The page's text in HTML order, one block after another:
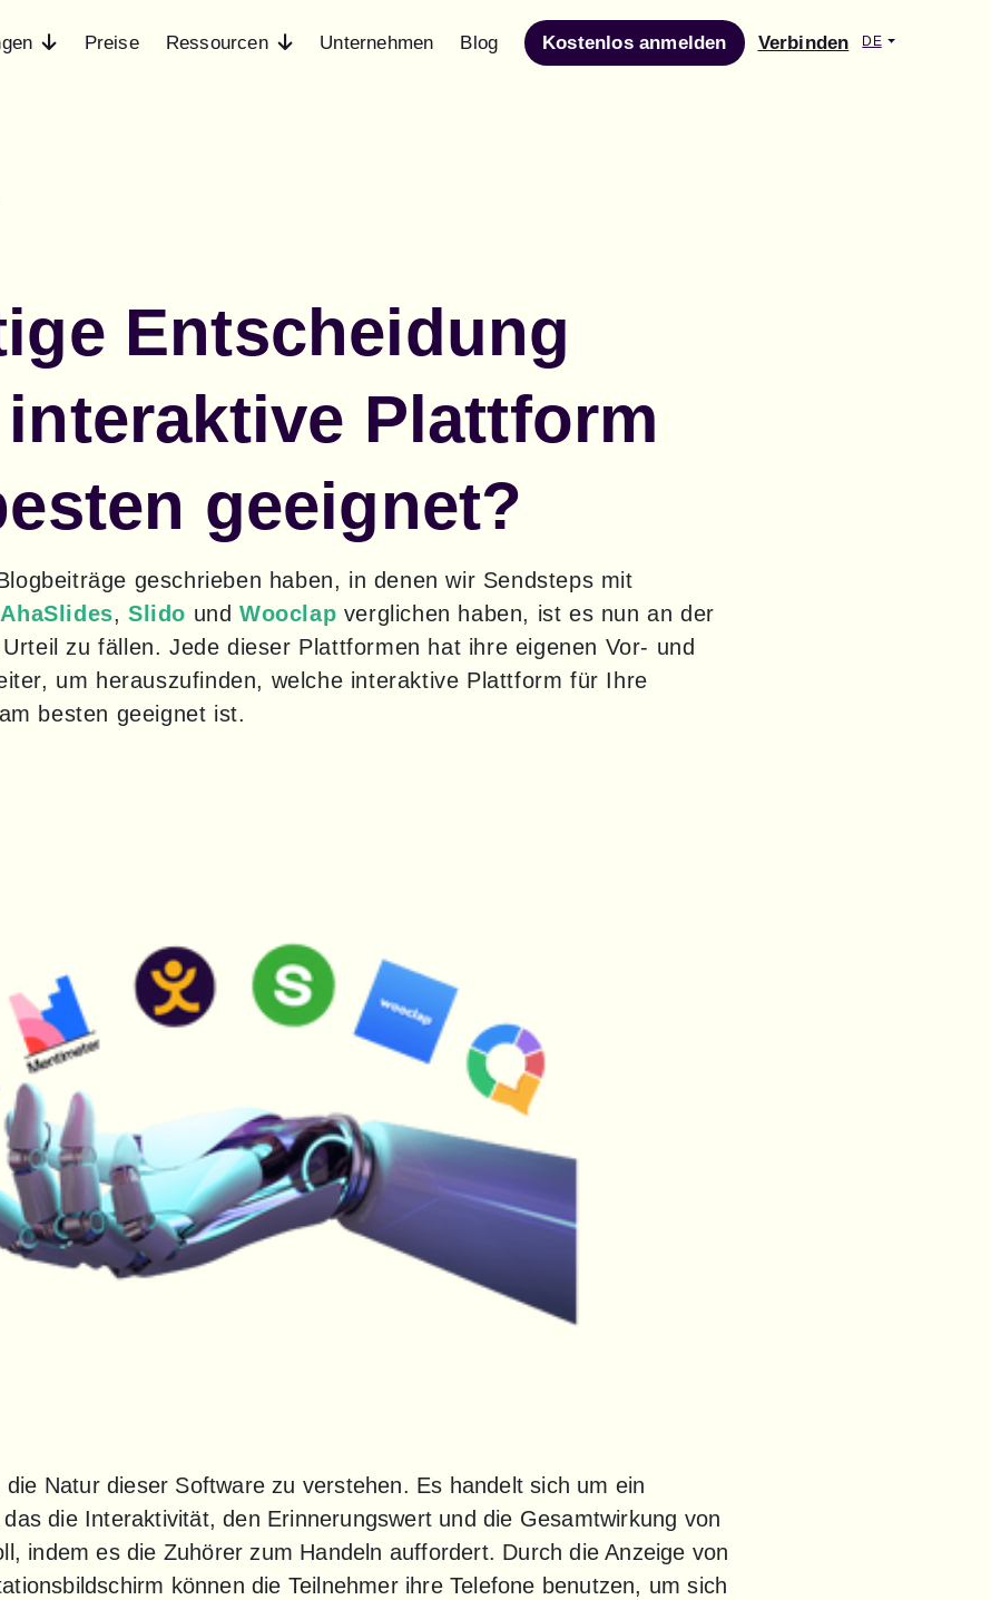
Preise Ressourcen Unternehmen Blog Kostenlos anmelden Verbinden DE
Entscheidung
Plattform
geeignet?
AhaSlides, Slido und Wooclap verglichen haben, ist es nun an der
zu fällen. Jede dieser Plattformen hat ihre eigenen Vor- und
um herauszufinden, welche interaktive Plattform für Ihre
besten geeignet ist.
Natur dieser Software zu verstehen. Es handelt sich um ein
die Interaktivität, den Erinnerungswert und die Gesamtwirkung von
indem es die Zuhörer zum Handeln auffordert. Durch die Anzeige von
können die Teilnehmer ihre Telefone benutzen, um sich